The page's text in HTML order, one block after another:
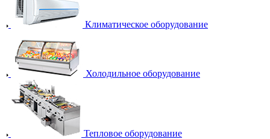
Климатическое оборудование
Холодильное оборудование
Тепловое оборудование